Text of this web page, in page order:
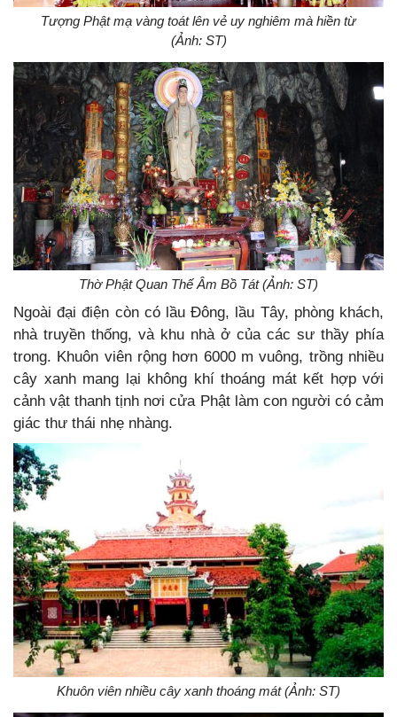
Tượng Phật mạ vàng toát lên vẻ uy nghiêm mà hiền từ
(Ảnh: ST)
Thờ Phật Quan Thế Âm Bồ Tát (Ảnh: ST)
Ngoài đại điện còn có lầu Đông, lầu Tây, phòng khách,
nhà truyền thống, và khu nhà ở của các sư thầy phía
trong. Khuôn viên rộng hơn 6000 m vuông, trồng nhiều
cây xanh mang lại không khí thoáng mát kết hợp với
cảnh vật thanh tịnh nơi cửa Phật làm con người có cảm
giác thư thái nhẹ nhàng.
Khuôn viên nhiều cây xanh thoáng mát (Ảnh: ST)